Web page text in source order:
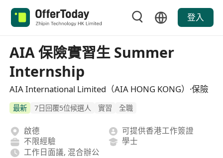
登入
AIA 保險實習生 Summer
Internship
AIA International Limited（AIA HONG KONG）·保險
最新 7日回覆5位候選人 實習 全職
啟德
可提供香港工作簽證
不限經驗
學士
工作日面議, 混合辦公